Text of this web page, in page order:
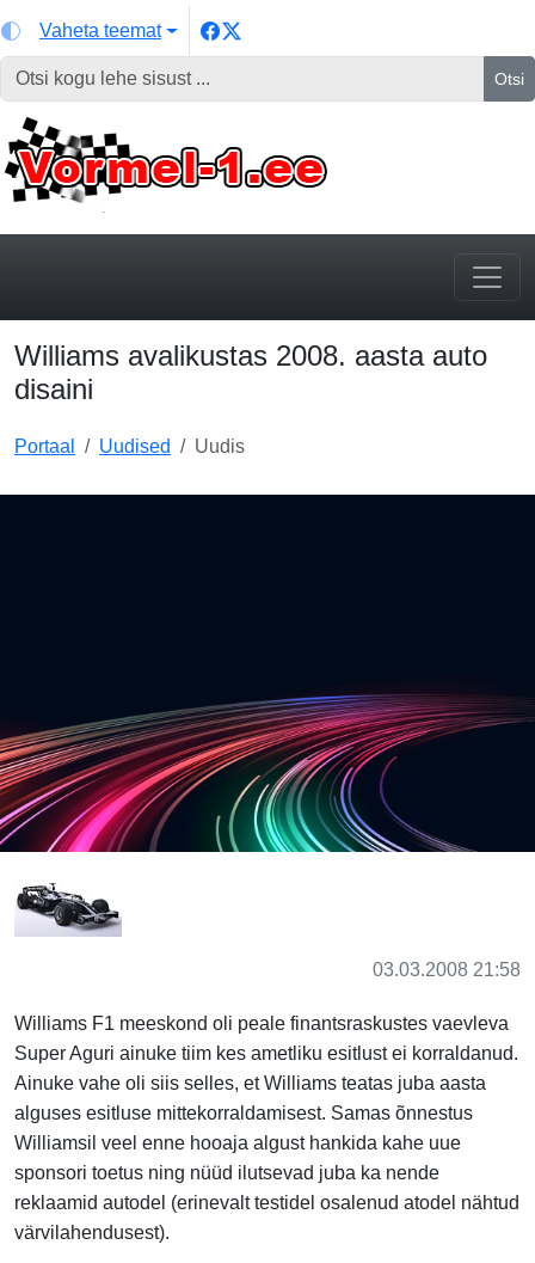
Vaheta teemat
Otsi
Williams avalikustas 2008. aasta auto
disaini
Portaal Uudised Uudis
03.03.2008 21:58
Williams F1 meeskond oli peale finantsraskustes vaevleva
Super Aguri ainuke tiim kes ametliku esitlust ei korraldanud.
Ainuke vahe oli siis selles, et Williams teatas juba aasta
alguses esitluse mittekorraldamisest. Samas õnnestus
Williamsil veel enne hooaja algust hankida kahe uue
sponsori toetus ning nüüd ilutsevad juba ka nende
reklaamid autodel (erinevalt testidel osalenud atodel nähtud
värvilahendusest).